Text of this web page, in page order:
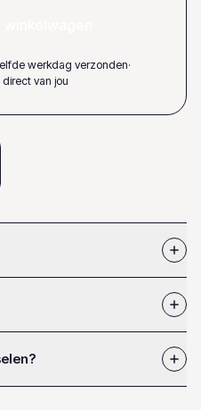
werkdag verzonden·
van jou